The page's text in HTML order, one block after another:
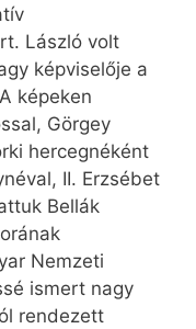
László volt
képviselője a
képeken
Görgey
hercegnéként
II. Erzsébet
Bellák
Nemzeti
ismert nagy
rendezett